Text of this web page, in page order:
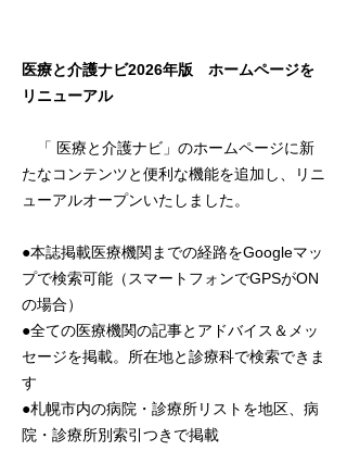
医療と介護ナビ2026年版 ホームページを
リニューアル
「 医療と介護ナビ」のホームページに新
たなコンテンツと便利な機能を追加し、リニ
ューアルオープンいたしました。
●本誌掲載医療機関までの経路をGoogleマッ
プで検索可能（スマートフォンでGPSがON
の場合）
●全ての医療機関の記事とアドバイス＆メッ
セージを掲載。所在地と診療科で検索できま
す
●札幌市内の病院・診療所リストを地区、病
院・診療所別索引つきで掲載